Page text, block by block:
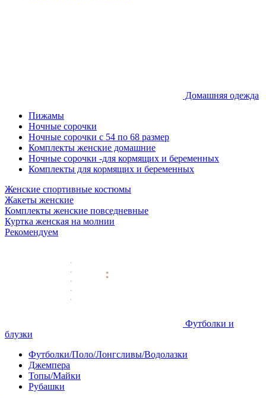
Домашняя одежда
Пижамы
Ночные сорочки
Ночные сорочки с 54 по 68 размер
Комплекты женские домашние
Ночные сорочки -для кормящих и беременных
Комплекты для кормящих и беременных
Женские спортивные костюмы
Жакеты женские
Комплекты женские повседневные
Куртка женская на молнии
Рекомендуем
Футболки и
блузки
Футболки/Поло/Лонгсливы/Водолазки
Джемпера
Топы/Майки
Рубашки